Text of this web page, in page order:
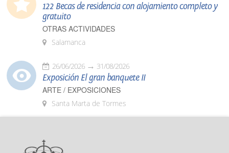
122 Becas de residencia con alojamiento completo y
gratuito
OTRAS ACTIVIDADES
Salamanca
26/06/2026 31/08/2026
Exposición El gran banquete II
ARTE / EXPOSICIONES
Santa Marta de Tormes